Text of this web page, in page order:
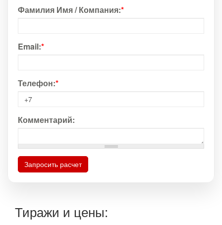
Фамилия Имя / Компания:*
Email:*
Телефон:*
Комментарий:
Запросить расчет
Тиражи и цены: